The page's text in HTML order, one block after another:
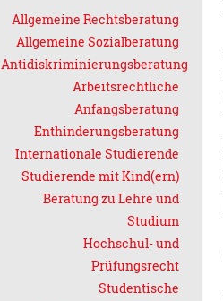
Allgemeine Rechtsberatung
Allgemeine Sozialberatung
Antidiskriminierungsberatung
Arbeitsrechtliche
Anfangsberatung
Enthinderungsberatung
Internationale Studierende
Studierende mit Kind(ern)
Beratung zu Lehre und
Studium
Hochschul- und
Prüfungsrecht
Studentische